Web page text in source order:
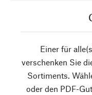
Einer für
verschenken Sie
Sortiments.
oder den PDF-